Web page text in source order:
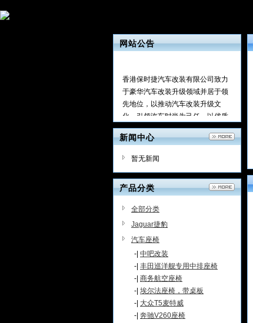
网站公告
香港保时捷汽车改装有限公司致力
于豪华汽车改装升级领域并居于领
先地位，以推动汽车改装升级文
化、引领汽车时尚为己任，以优质
的产品为基础，运用汽车领域最专
业技术为顾客第一时间提供完美的
企业精神，用科技微创新维求发
展，助员工每年有进步并与投资人
分享财富，为缔造个性、安全的汽
车生活而奋斗。
新闻中心
暂无新闻
产品分类
全部分类
Jaguar捷豹
汽车座椅
-| 中吧改装
-| 丰田巡洋舰专用中排座椅
-| 商务航空座椅
-| 埃尔法座椅，带桌板
-| 大众T5麦特威
-| 奔驰V260座椅